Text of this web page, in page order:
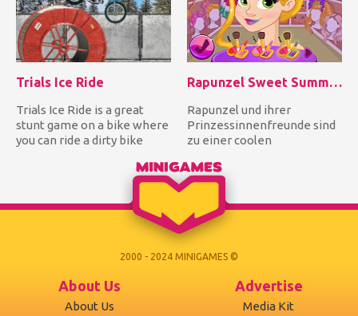
Trials Ice Ride
Trials Ice Ride is a great
stunt game on a bike where
you can ride a dirty bike
Rapunzel Sweet Summer Party
Rapunzel und ihrer
Prinzessinnenfreunde sind
zu einer coolen
worden! Schneew...
2000 - 2024 MINIGAMES ©
About Us
About Us
Advertise
Media Kit